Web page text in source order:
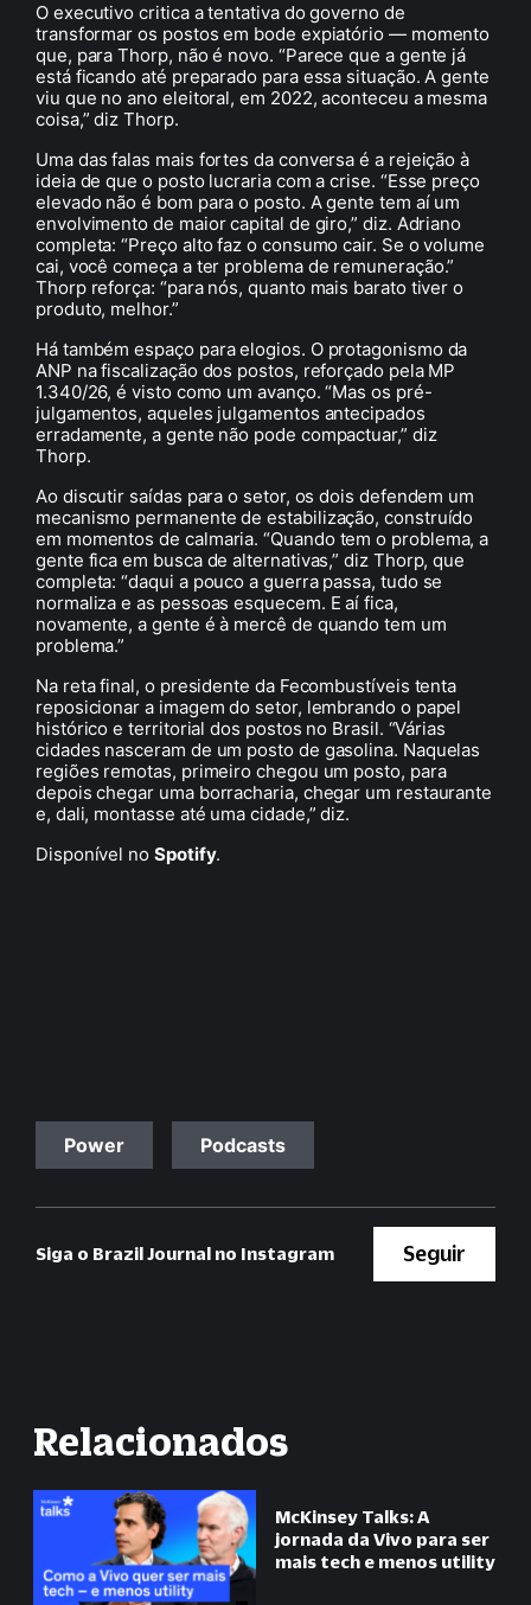
O executivo critica a tentativa do governo de
transformar os postos em bode expiatório — momento
que, para Thorp, não é novo. “Parece que a gente já
está ficando até preparado para essa situação. A gente
viu que no ano eleitoral, em 2022, aconteceu a mesma
coisa,” diz Thorp.
Uma das falas mais fortes da conversa é a rejeição à
ideia de que o posto lucraria com a crise. “Esse preço
elevado não é bom para o posto. A gente tem aí um
envolvimento de maior capital de giro,” diz. Adriano
completa: “Preço alto faz o consumo cair. Se o volume
cai, você começa a ter problema de remuneração.”
Thorp reforça: “para nós, quanto mais barato tiver o
produto, melhor.”
Há também espaço para elogios. O protagonismo da
ANP na fiscalização dos postos, reforçado pela MP
1.340/26, é visto como um avanço. “Mas os pré-
julgamentos, aqueles julgamentos antecipados
erradamente, a gente não pode compactuar,” diz
Thorp.
Ao discutir saídas para o setor, os dois defendem um
mecanismo permanente de estabilização, construído
em momentos de calmaria. “Quando tem o problema, a
gente fica em busca de alternativas,” diz Thorp, que
completa: “daqui a pouco a guerra passa, tudo se
normaliza e as pessoas esquecem. E aí fica,
novamente, a gente é à mercê de quando tem um
problema.”
Na reta final, o presidente da Fecombustíveis tenta
reposicionar a imagem do setor, lembrando o papel
histórico e territorial dos postos no Brasil. “Várias
cidades nasceram de um posto de gasolina. Naquelas
regiões remotas, primeiro chegou um posto, para
depois chegar uma borracharia, chegar um restaurante
e, dali, montasse até uma cidade,” diz.
Disponível no Spotify.
Power Podcasts
Siga o Brazil Journal no Instagram Seguir
Relacionados
McKinsey Talks: A
jornada da Vivo para ser
mais tech e menos utility